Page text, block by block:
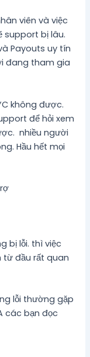
viên và việc
support bị lâu.
Payouts uy tín
đang tham gia
không được.
để hỏi xem
nhiều người
Hầu hết mọi
bị lỗi. thì việc
đầu rất quan
lỗi thường gặp
các bạn đọc